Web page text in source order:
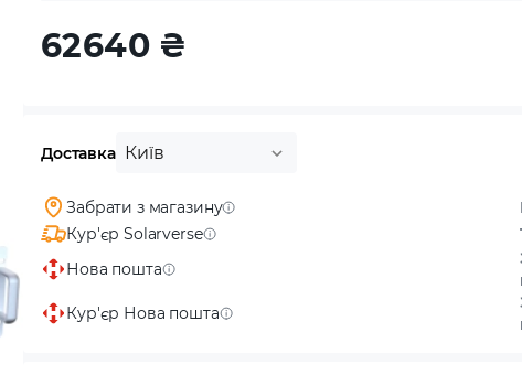
62640 ₴
Доставка Київ
Забрати з магазину
Кур'єр Solarverse
Нова пошта
Кур'єр Нова пошта